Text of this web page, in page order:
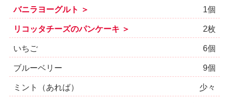
バニラヨーグルト ＞ 1個
リコッタチーズのパンケーキ ＞ 2枚
いちご 6個
ブルーベリー 9個
ミント（あれば） 少々